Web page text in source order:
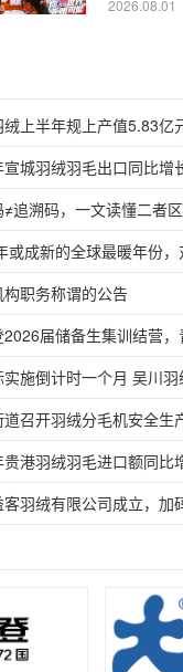
2026.08.01
上半年规上产值5.83亿
宣城羽绒羽毛出口同比增
追溯码，一文读懂二者
或成新的全球最暖年份，
响？
职务称谓的公告
届储备生集训结营，
新程
施倒计时一个月 吴川羽
”新规
召开羽绒分毛机安全生
贵港羽绒羽毛进口额同比
客羽绒有限公司成立，加
链布局